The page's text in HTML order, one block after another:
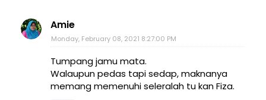
Amie
Monday, February 08, 2021 8:27:00 PM
Tumpang jamu mata.
Walaupun pedas tapi sedap, maknanya
memang memenuhi seleralah tu kan Fiza.